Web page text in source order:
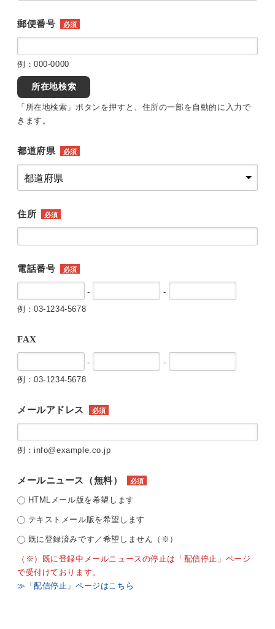
郵便番号 必須
例：000-0000
所在地検索
「所在地検索」ボタンを押すと、住所の一部を自動的に入力で
きます。
都道府県 必須
住所 必須
電話番号 必須
-
-
例：03-1234-5678
FAX
-
-
例：03-1234-5678
メールアドレス 必須
例：info@example.co.jp
メールニュース（無料） 必須
HTMLメール版を希望します
テキストメール版を希望します
既に登録済みです／希望しません（※）
（※）既に登録中メールニュースの停止は「配信停止」ページ
で受付けております。
≫「配信停止」ページはこちら